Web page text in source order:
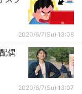
2020/6/7(Su) 13:08
偶
2020/6/7(Su) 13:07